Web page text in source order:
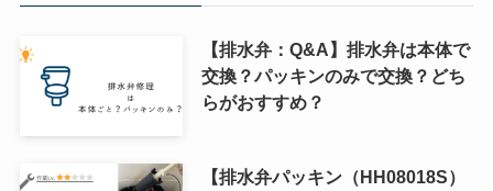
【排水弁：Q&A】排水弁は本体で
交換？パッキンのみで交換？どち
らがおすすめ？
【排水弁パッキン（HH08018S）